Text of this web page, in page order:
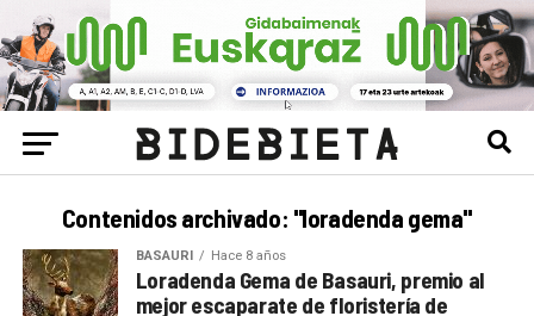
Contenidos archivado: "loradenda gema"
BASAURI Hace 8 años
Loradenda Gema de Basauri, premio al
mejor escaparate de floristería de